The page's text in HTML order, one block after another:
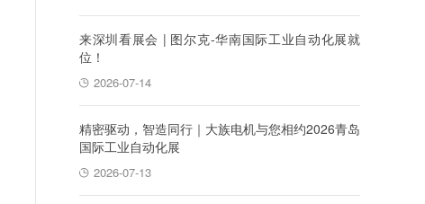
来深圳看展会 | 图尔克-华南国际工业自动化展就
位！
2026-07-14
精密驱动，智造同行｜大族电机与您相约2026青岛
国际工业自动化展
2026-07-13